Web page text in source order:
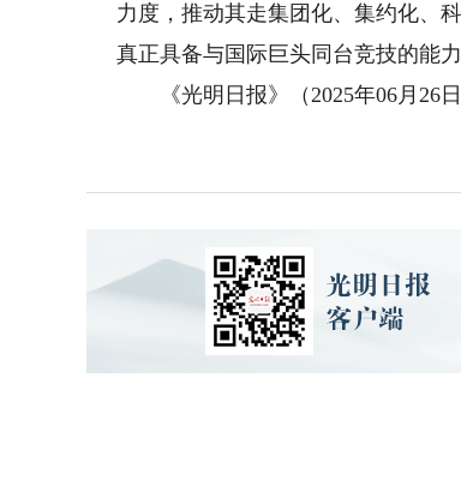
力度，推动其走集团化、集约化、
真正具备与国际巨头同台竞技的能力
《光明日报》（2025年06月26日